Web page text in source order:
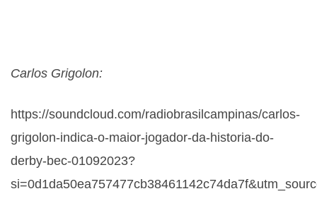
Carlos Grigolon:
https://soundcloud.com/radiobrasilcampinas/carlos-
grigolon-indica-o-maior-jogador-da-historia-do-
derby-bec-01092023?